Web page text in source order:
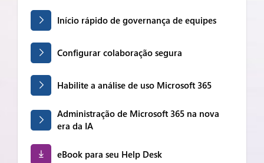
Início rápido de governança de equipes
Configurar colaboração segura
Habilite a análise de uso Microsoft 365
Administração de Microsoft 365 na nova
era da IA
eBook para seu Help Desk